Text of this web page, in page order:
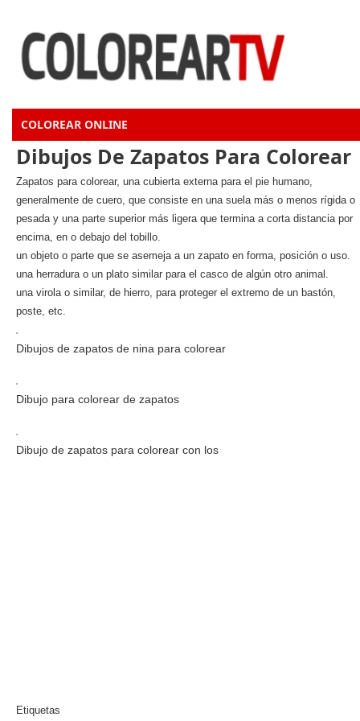
COLOREAR ONLINE
Dibujos De Zapatos Para Colorear
Zapatos para colorear, una cubierta externa para el pie humano,
generalmente de cuero, que consiste en una suela más o menos rígida o
pesada y una parte superior más ligera que termina a corta distancia por
encima, en o debajo del tobillo.
un objeto o parte que se asemeja a un zapato en forma, posición o uso.
una herradura o un plato similar para el casco de algún otro animal.
una virola o similar, de hierro, para proteger el extremo de un bastón,
poste, etc.
Dibujos de zapatos de nina para colorear
Dibujo para colorear de zapatos
Dibujo de zapatos para colorear con los
Etiquetas